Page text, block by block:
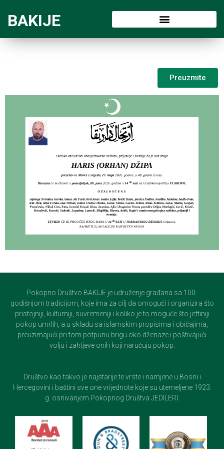
BAKIJE
Preuzmite
Pokopno Društvo BAKIJE je udruženje građana sa 100-
godišnjom tradicijom, koje ima za cilj da omogući i organizira što
pristojniji, kulturniji, suvremeniji i koliko je to moguće što jeftiniji
pokop umrlih, a u skladu sa islamskim propisima i običajima,
preuzimajući pri tom potpunu brigu oko dženaze i poštivajući
volju i zahtjeve onih koji naručuju pokop.
Društvo kao takvo je najstarije te vrste i namjene u Bosni i
Hercegovini i baštini sve one vrijednote koje su utemeljene 1923.
g. osnivanjem Pokopnog Društva JEDILERI.